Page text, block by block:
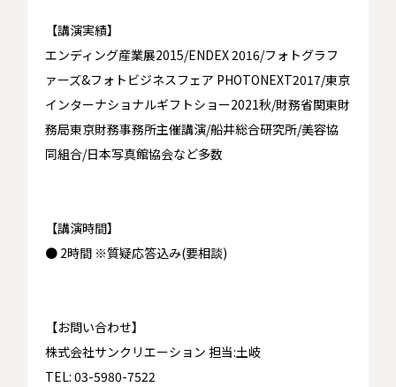
【講演実績】
エンディング産業展2015/ENDEX 2016/フォトグラフ
ァーズ&フォトビジネスフェア PHOTONEXT2017/東京
インターナショナルギフトショー2021秋/財務省関東財
務局東京財務事務所主催講演/船井総合研究所/美容協
同組合/日本写真館協会など多数
【講演時間】
● 2時間 ※質疑応答込み(要相談)
【お問い合わせ】
株式会社サンクリエーション 担当:土岐
TEL: 03-5980-7522